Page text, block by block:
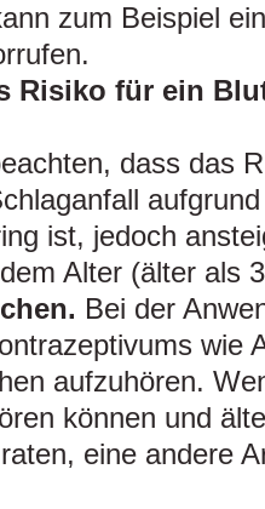
zum Beispiel
Risiko für ein
dass das
ist, jedoch
Alter (älter als
Bei der
wie
aufzuhören.
können und
eine andere